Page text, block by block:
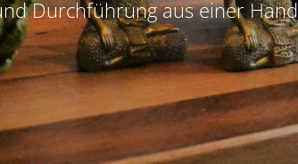
Durchführung aus einer Hand